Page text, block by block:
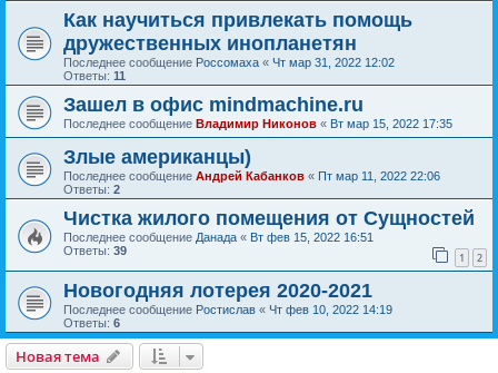
Как научиться привлекать помощь
дружественных инопланетян
Последнее сообщение Россомаха « Чт мар 31, 2022 12:02
Ответы: 11
Зашел в офис mindmachine.ru
Последнее сообщение Владимир Никонов « Вт мар 15, 2022 17:35
Злые американцы)
Последнее сообщение Андрей Кабанков « Пт мар 11, 2022 22:06
Ответы: 2
Чистка жилого помещения от Сущностей
Последнее сообщение Данада « Вт фев 15, 2022 16:51
Ответы: 39 1 2
Новогодняя лотерея 2020-2021
Последнее сообщение Ростислав « Чт фев 10, 2022 14:19
Ответы: 6
Новая тема